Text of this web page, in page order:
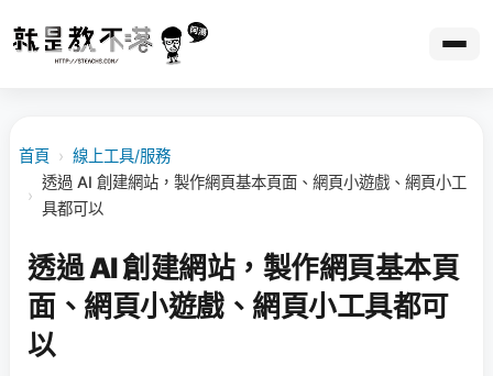
首頁 › 線上工具/服務
›
透過 AI 創建網站，製作網頁基本頁面、網頁小遊戲、網頁小工
具都可以
透過 AI 創建網站，製作網頁基本頁
面、網頁小遊戲、網頁小工具都可
以